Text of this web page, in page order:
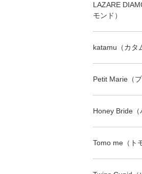
LAZARE
モンド）
katamu（カタ
Petit Marie（プ
Honey Bride（
Tomo me（ト